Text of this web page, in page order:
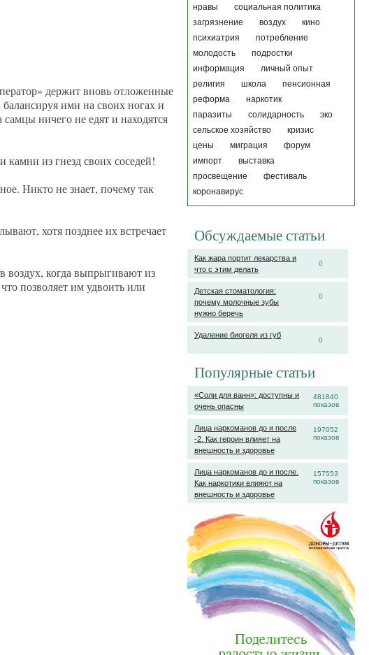
нравы
социальная политика
загрязнение
воздух
кино
психиатрия
потребление
молодость
подростки
информация
личный опыт
религия
школа
пенсионная
реформа
наркотик
паразиты
солидарность
эко
сельское хозяйство
кризис
цены
миграция
форум
импорт
выставка
просвещение
фестиваль
коронавирус
Обсуждаемые статьи
0
Как жара портит лекарства и
что с этим делать
0
Детская стоматология:
почему молочные зубы
нужно беречь
0
Удаление биогеля из губ
Популярные статьи
481840
показов
«Соли для ванн»: доступны и
очень опасны
197052
показов
Лица наркоманов до и после
-2. Как героин влияет на
внешность и здоровье
157553
показов
Лица наркоманов до и после.
Как наркотики влияют на
внешность и здоровье
держит вновь отложенные
ими на своих ногах и
ничего не едят и находятся
из гнезд своих соседей!
Никто не знает, почему так
хотя позднее их встречает
воздух, когда выпрыгивают из
позволяет им удвоить или